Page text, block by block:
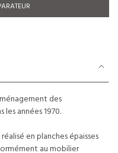
des
années 1970.
en planches épaisses
au mobilier